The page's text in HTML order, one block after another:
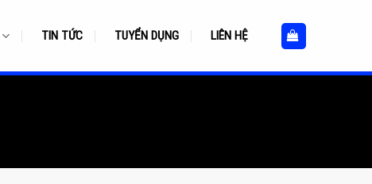
TIN TỨC TUYỂN DỤNG LIÊN HỆ